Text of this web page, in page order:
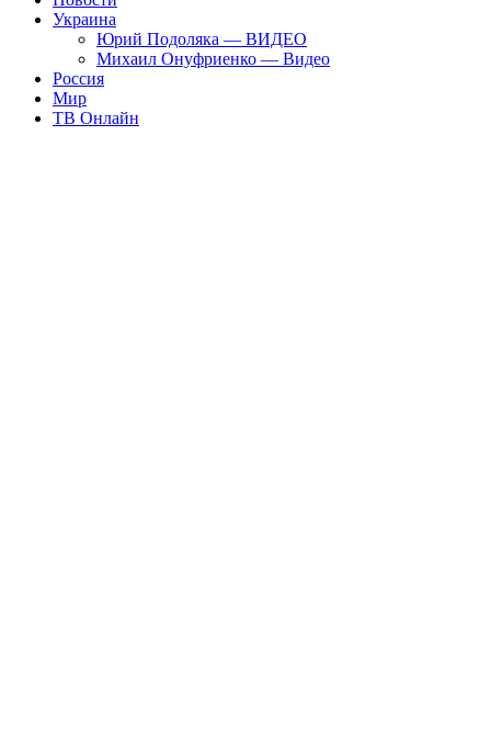
Украина
Юрий Подоляка — ВИДЕО
Михаил Онуфриенко — Видео
Россия
Мир
ТВ Онлайн